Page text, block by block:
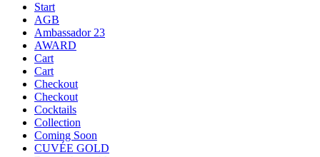
Start
AGB
Ambassador 23
AWARD
Cart
Cart
Checkout
Checkout
Cocktails
Collection
Coming Soon
CUVÉE GOLD